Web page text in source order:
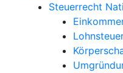
Steuerrecht